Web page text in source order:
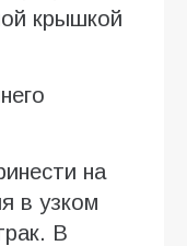
крышкой
на
в узком
В